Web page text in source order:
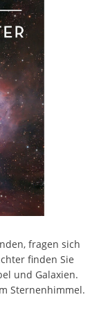
fragen sich
finden Sie
und Galaxien.
Sternenhimmel.